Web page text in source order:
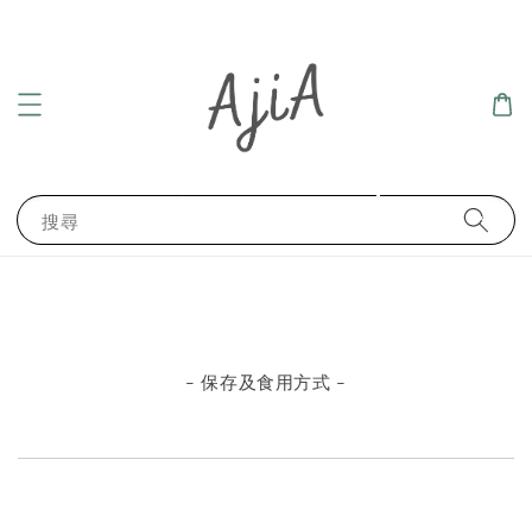
搜尋
- 保存及食用方式 -